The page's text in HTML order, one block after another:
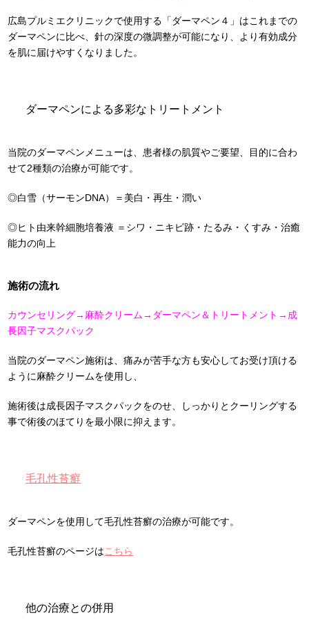
広島プルミエクリニックで使用する「ダーマペン４」はこれまでの
ダーマペンに比べ、針の深度の微調整が可能になり、より有効成分
を肌に届けやすくなりました。
ダーマペンによる多彩なトリートメント
当院のダーマペンメニューは、患者様の肌質やご要望、目的に合わ
せて2種類の治療が可能です。
◎白雪（サーモンDNA）＝美白・再生・潤い
◎ヒト由来幹細胞培養液 ＝シワ・ニキビ跡・たるみ・くすみ・治癒
能力の向上
施術の流れ
カウンセリング→麻酔クリーム→ダーマペン＆トリートメント→成
長因子マスクパック
当院のダーマペン施術は、痛みが苦手な方も安心してお受け頂ける
ように麻酔クリームを使用し、
施術後は成長因子マスクパックをのせ、しっかりとクーリングする
事で術後のほてりを最小限に抑えます。
毛孔性苔癬
ダーマペンを使用して毛孔性苔癬の治療が可能です。
毛孔性苔癬のページはこちら
他の治療との併用